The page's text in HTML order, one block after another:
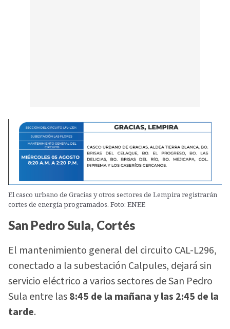
El casco urbano de Gracias y otros sectores de Lempira registrarán
cortes de energía programados. Foto: ENEE
San Pedro Sula, Cortés
El mantenimiento general del circuito CAL-L296,
conectado a la subestación Calpules, dejará sin
servicio eléctrico a varios sectores de San Pedro
Sula entre las8:45 de la mañana y las 2:45 de la
tarde.